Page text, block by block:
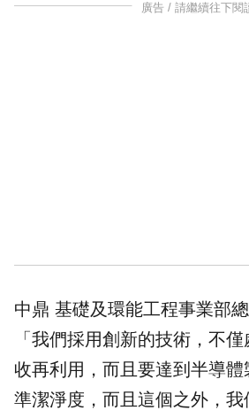
廣告 / 請繼續往下閱
中鼎 基礎及環能工程事業部
「我們採用創新的技術，不
收再利用，而且要達到半導
準潔淨度，而且這個之外，